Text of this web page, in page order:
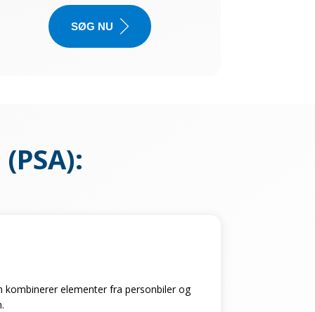
SØG NU
:
kombinerer elementer fra personbiler og